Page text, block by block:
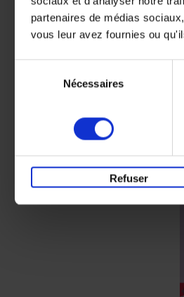
partenaires de médias
vous leur avez fournies ou
Nécessaires
Refuser